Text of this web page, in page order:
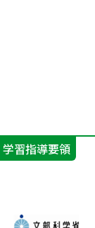
学習指導要領